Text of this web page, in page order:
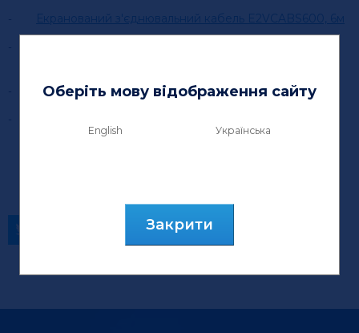
Екранований з'єднювальний кабель E2VCABS600, 6м
Давач температури NTC015WF00
Оберіть мову відображення сайту
English Українська
Закрити